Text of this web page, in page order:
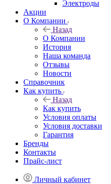
Электроды
Акции
О Компании
Назад
О Компании
История
Наша команда
Отзывы
Новости
Справочник
Как купить
Назад
Как купить
Условия оплаты
Условия доставки
Гарантия
Бренды
Контакты
Прайс-лист
Личный кабинет